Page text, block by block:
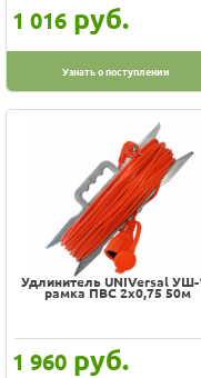
1 016 руб.
Узнать о поступлении
Удлинитель UNIVersal УШ-
рамка ПВС 2х0,75 50м
1 960 руб.